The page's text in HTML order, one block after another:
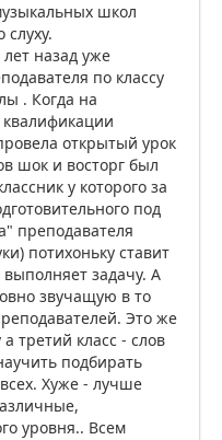
школ
назад уже
по классу
. Когда на
открытый урок
шок и восторг был
у которого за
под
преподавателя
потихоньку ставит
задачу. А
звучащую в то
Это же
третий класс - слов
подбирать
Хуже - лучше
уровня.. Всем